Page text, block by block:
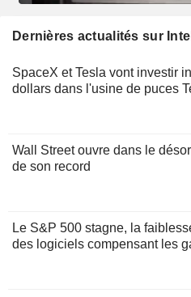
Dernières actualités sur
SpaceX et Tesla vont investir
dollars dans l'usine de puces
Wall Street ouvre dans le
de son record
Le S&P 500 stagne, la
des logiciels compensant les